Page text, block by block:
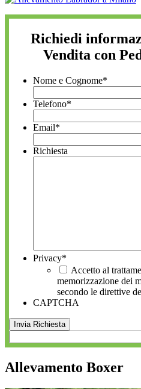
Richiedi
Vendita con
Nome e Cognome*
Telefono*
Email*
Richiesta
Privacy*
Accetto al
memorizzazione dei
secondo le direttive
CAPTCHA
Allevamento Boxer